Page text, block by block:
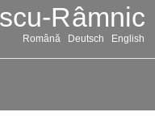
Română Deutsch English